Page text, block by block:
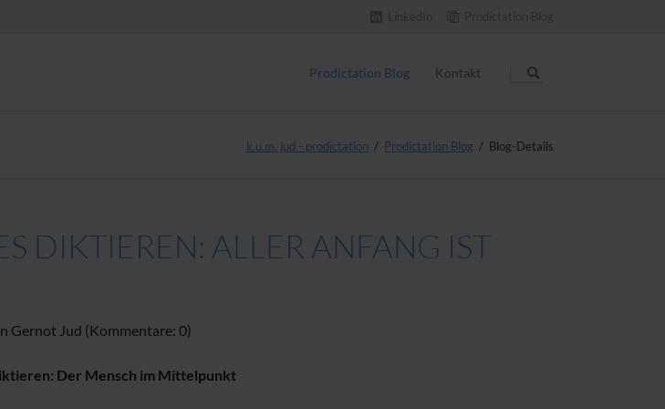
überspringen
Prodictation Blog Kontakt
k.u.m. jud - prodictation Prodictation Blog Blog-Details
DIKTIEREN: ALLER ANFANG IST
Gernot Jud (Kommentare: 0)
Der Mensch im Mittelpunkt